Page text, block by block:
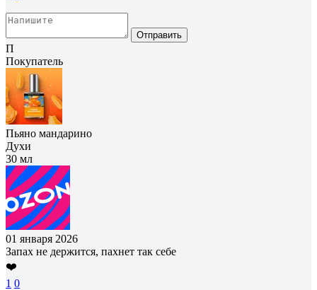
Отправить
П
Покупатель
Пьяно мандарино
Духи
30 мл
01 января 2026
Запах не держится, пахнет так себе
❤️
1 0